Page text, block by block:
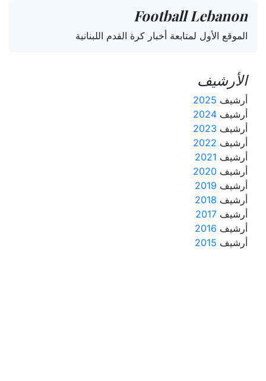
Football Lebanon
الموقع الأول لمتابعة أخبار كرة القدم اللبنانية
الأرشيف
أرشيف 2025
أرشيف 2024
أرشيف 2023
أرشيف 2022
أرشيف 2021
أرشيف 2020
أرشيف 2019
أرشيف 2018
أرشيف 2017
أرشيف 2016
أرشيف 2015